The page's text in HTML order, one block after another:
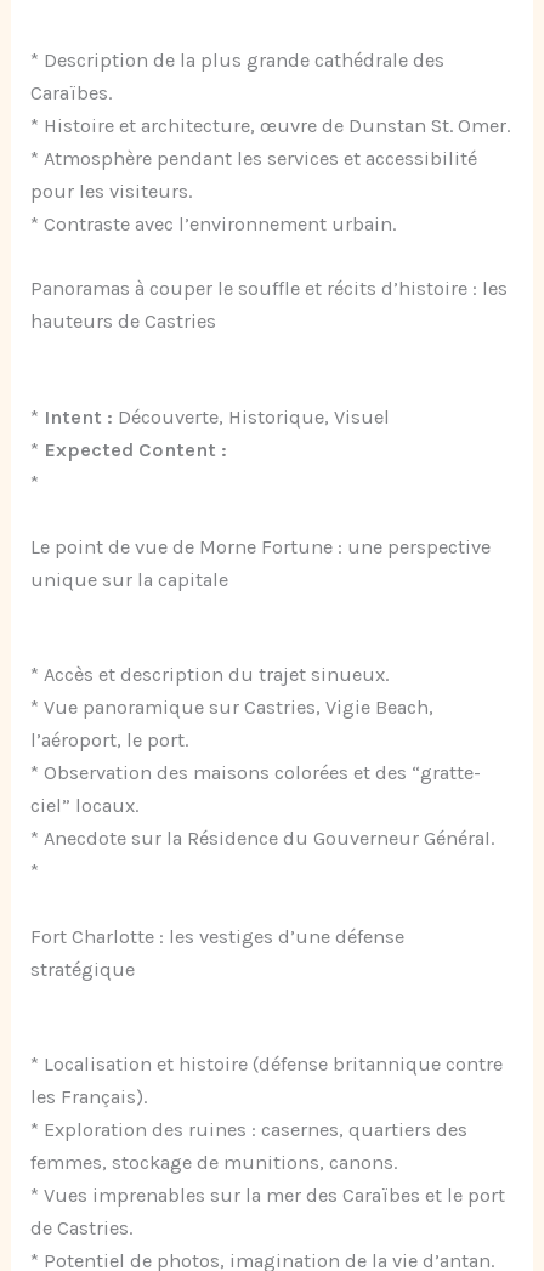
* Description de la plus grande cathédrale des
Caraïbes.
* Histoire et architecture, œuvre de Dunstan St. Omer.
* Atmosphère pendant les services et accessibilité
pour les visiteurs.
* Contraste avec l’environnement urbain.
Panoramas à couper le souffle et récits d’histoire : les
hauteurs de Castries
* Intent : Découverte, Historique, Visuel
* Expected Content :
*
Le point de vue de Morne Fortune : une perspective
unique sur la capitale
* Accès et description du trajet sinueux.
* Vue panoramique sur Castries, Vigie Beach,
l’aéroport, le port.
* Observation des maisons colorées et des “gratte-
ciel” locaux.
* Anecdote sur la Résidence du Gouverneur Général.
*
Fort Charlotte : les vestiges d’une défense
stratégique
* Localisation et histoire (défense britannique contre
les Français).
* Exploration des ruines : casernes, quartiers des
femmes, stockage de munitions, canons.
* Vues imprenables sur la mer des Caraïbes et le port
de Castries.
* Potentiel de photos, imagination de la vie d’antan.